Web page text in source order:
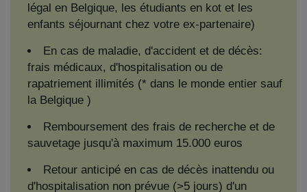
légal en Belgique, les étudiants en kot et les
enfants séjournant chez votre ex-partenaire)
En cas de maladie, d'accident et de décès:
frais médicaux, d'hospitalisation ou de
rapatriement illimités (* dans le monde entier sauf
la Belgique )
Remboursement des frais de recherche et de
sauvetage jusqu'à maximum 15.000 euros
Retour anticipé en cas de décès inattendu ou
d'hospitalisation non prévue (>5 jours) d'un